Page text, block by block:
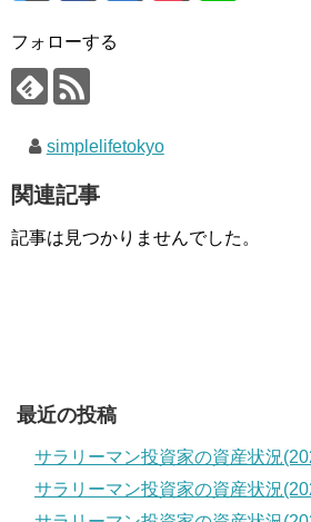
フォローする
simplelifetokyo
関連記事
記事は見つかりませんでした。
最近の投稿
サラリーマン投資家の資産状況
サラリーマン投資家の資産状況